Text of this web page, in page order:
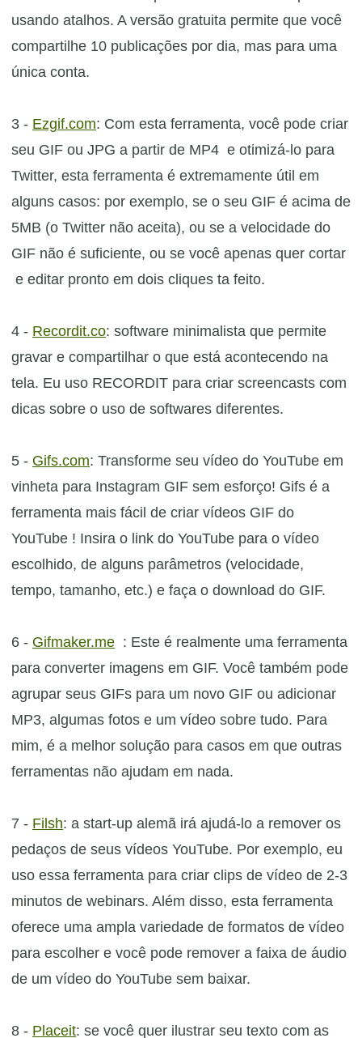
usando atalhos. A versão gratuita permite que você
compartilhe 10 publicações por dia, mas para uma
única conta.
3 - Ezgif.com: Com esta ferramenta, você pode criar
seu GIF ou JPG a partir de MP4 e otimizá-lo para
Twitter, esta ferramenta é extremamente útil em
alguns casos: por exemplo, se o seu GIF é acima de
5MB (o Twitter não aceita), ou se a velocidade do
GIF não é suficiente, ou se você apenas quer cortar
e editar pronto em dois cliques ta feito.
4 - Recordit.co: software minimalista que permite
gravar e compartilhar o que está acontecendo na
tela. Eu uso RECORDIT para criar screencasts com
dicas sobre o uso de softwares diferentes.
5 - Gifs.com: Transforme seu vídeo do YouTube em
vinheta para Instagram GIF sem esforço! Gifs é a
ferramenta mais fácil de criar vídeos GIF do
YouTube ! Insira o link do YouTube para o vídeo
escolhido, de alguns parâmetros (velocidade,
tempo, tamanho, etc.) e faça o download do GIF.
6 - Gifmaker.me : Este é realmente uma ferramenta
para converter imagens em GIF. Você também pode
agrupar seus GIFs para um novo GIF ou adicionar
MP3, algumas fotos e um vídeo sobre tudo. Para
mim, é a melhor solução para casos em que outras
ferramentas não ajudam em nada.
7 - Filsh: a start-up alemã irá ajudá-lo a remover os
pedaços de seus vídeos YouTube. Por exemplo, eu
uso essa ferramenta para criar clips de vídeo de 2-3
minutos de webinars. Além disso, esta ferramenta
oferece uma ampla variedade de formatos de vídeo
para escolher e você pode remover a faixa de áudio
de um vídeo do YouTube sem baixar.
8 - Placeit: se você quer ilustrar seu texto com as